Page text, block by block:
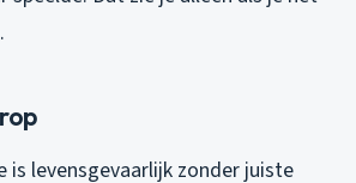
is levensgevaarlijk zonder juiste